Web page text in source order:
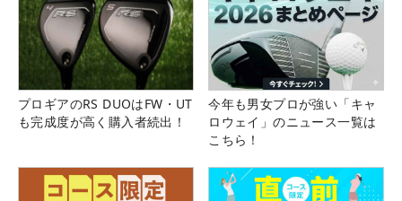
プロギアのRS DUOはFW・UT
も完成度が高く購入者続出！
今年も男女プロが強い「キャ
ロウェイ」のニュース一覧は
こちら！